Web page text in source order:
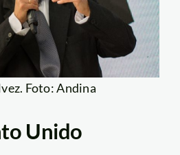
Foto: Andina
Unido